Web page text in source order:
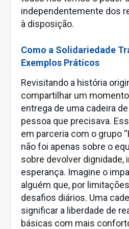
independentemente dos
à disposição.
Como a Solidariedade
Exemplos Práticos
Revisitando a história
compartilhar um
entrega de uma cadeira
pessoa que precisava.
em parceria com o grupo
não foi apenas sobre o
sobre devolver dignidade,
esperança. Imagine o
alguém que, por
desafios diários. Uma
significar a liberdade de
básicas com mais